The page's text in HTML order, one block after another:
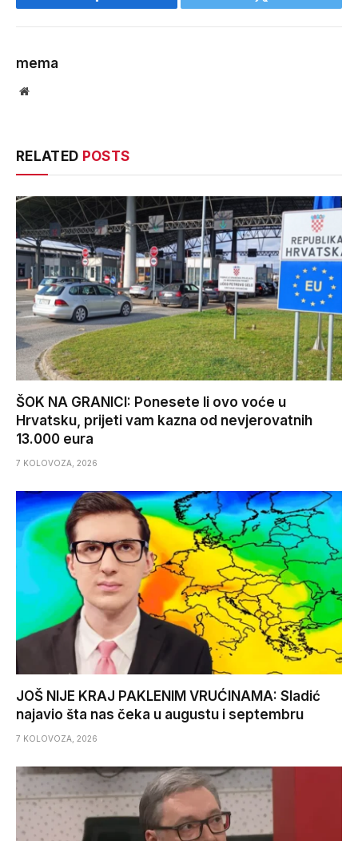
Facebook Twitter
mema
Website
RELATED POSTS
ŠOK NA GRANICI: Ponesete li ovo voće u
Hrvatsku, prijeti vam kazna od nevjerovatnih
13.000 eura
7 KOLOVOZA, 2026
JOŠ NIJE KRAJ PAKLENIM VRUĆINAMA: Sladić
najavio šta nas čeka u augustu i septembru
7 KOLOVOZA, 2026